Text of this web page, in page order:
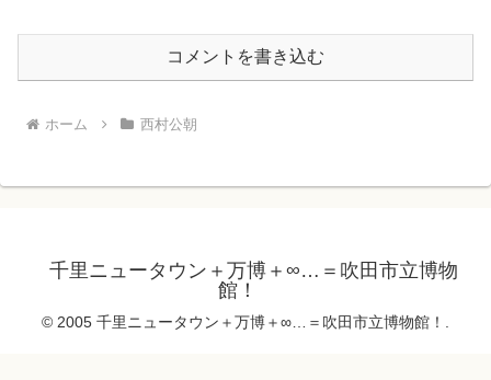
コメントを書き込む
ホーム 西村公朝
千里ニュータウン＋万博＋∞…＝吹田市立博物
館！
© 2005 千里ニュータウン＋万博＋∞…＝吹田市立博物館！.